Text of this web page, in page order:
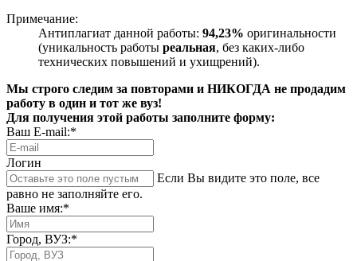
Примечание:
Антиплагиат данной работы: 94,23% оригинальности
(уникальность работы реальная, без каких-либо
технических повышений и ухищрений).
Мы строго следим за повторами и НИКОГДА не продадим
работу в один и тот же вуз!
Для получения этой работы заполните форму:
Ваш E-mail:*
Логин
Если Вы видите это поле, все
равно не заполняйте его.
Ваше имя:*
Город, ВУЗ:*